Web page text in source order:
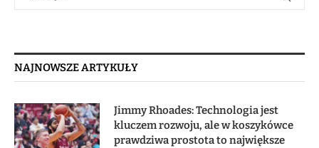
NAJNOWSZE ARTYKUŁY
Jimmy Rhoades: Technologia jest
kluczem rozwoju, ale w koszykówce
prawdziwa prostota to największe